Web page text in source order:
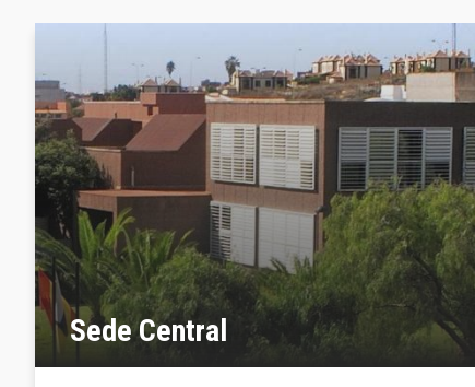
Sede Central